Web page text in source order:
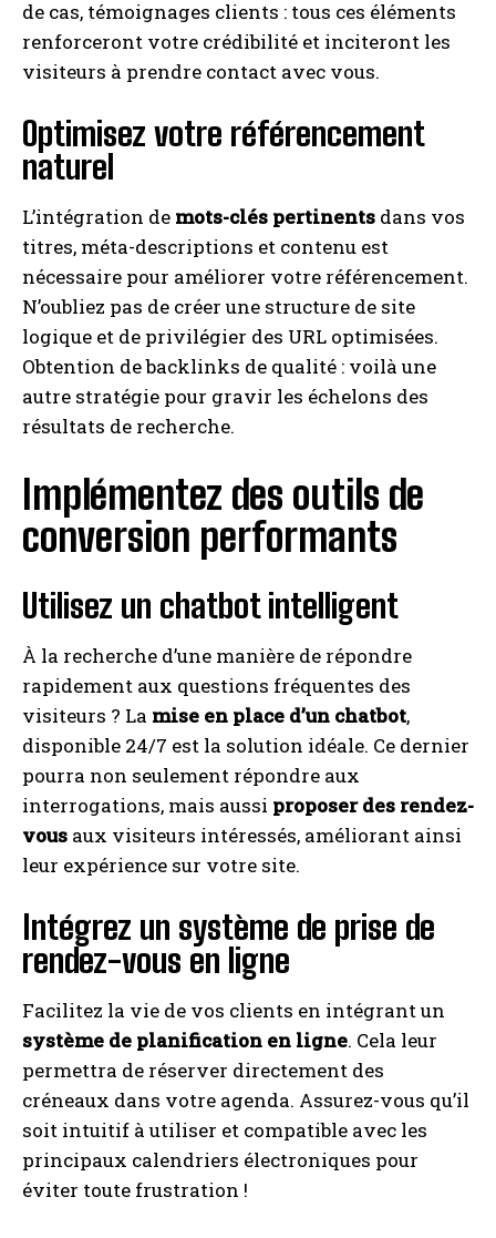
de cas, témoignages clients : tous ces éléments
renforceront votre crédibilité et inciteront les
visiteurs à prendre contact avec vous.
Optimisez votre référencement
naturel
L’intégration de mots-clés pertinents dans vos
titres, méta-descriptions et contenu est
nécessaire pour améliorer votre référencement.
N’oubliez pas de créer une structure de site
logique et de privilégier des URL optimisées.
Obtention de backlinks de qualité : voilà une
autre stratégie pour gravir les échelons des
résultats de recherche.
Implémentez des outils de
conversion performants
Utilisez un chatbot intelligent
À la recherche d’une manière de répondre
rapidement aux questions fréquentes des
visiteurs ? La mise en place d’un chatbot,
disponible 24/7 est la solution idéale. Ce dernier
pourra non seulement répondre aux
interrogations, mais aussi proposer des rendez-
vous aux visiteurs intéressés, améliorant ainsi
leur expérience sur votre site.
Intégrez un système de prise de
rendez-vous en ligne
Facilitez la vie de vos clients en intégrant un
système de planification en ligne. Cela leur
permettra de réserver directement des
créneaux dans votre agenda. Assurez-vous qu’il
soit intuitif à utiliser et compatible avec les
principaux calendriers électroniques pour
éviter toute frustration !